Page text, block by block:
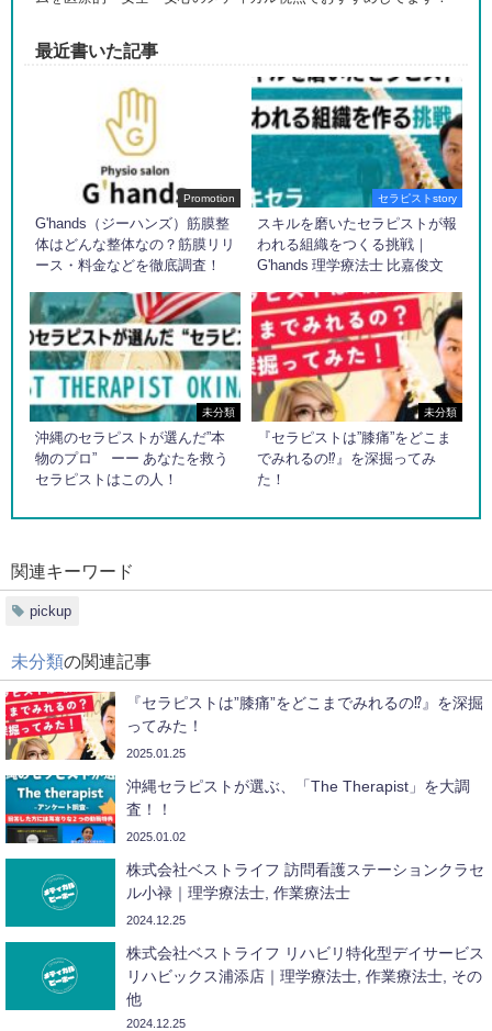
最近書いた記事
Promotion
G'hands（ジーハンズ）筋膜整
体はどんな整体なの？筋膜リリ
ース・料金などを徹底調査！
セラピストstory
スキルを磨いたセラピストが報
われる組織をつくる挑戦｜
G'hands 理学療法士 比嘉俊文
未分類
沖縄のセラピストが選んだ”本
物のプロ” ーー あなたを救う
セラピストはこの人！
未分類
『セラピストは”膝痛”をどこま
でみれるの⁉︎』を深掘ってみ
た！
関連キーワード
pickup
未分類の関連記事
『セラピストは”膝痛”をどこまでみれるの⁉︎』を深掘
ってみた！
2025.01.25
沖縄セラピストが選ぶ、「The Therapist」を大調
査！！
2025.01.02
株式会社ベストライフ 訪問看護ステーションクラセ
ル小禄｜理学療法士, 作業療法士
2024.12.25
株式会社ベストライフ リハビリ特化型デイサービス
リハビックス浦添店｜理学療法士, 作業療法士, その
他
2024.12.25